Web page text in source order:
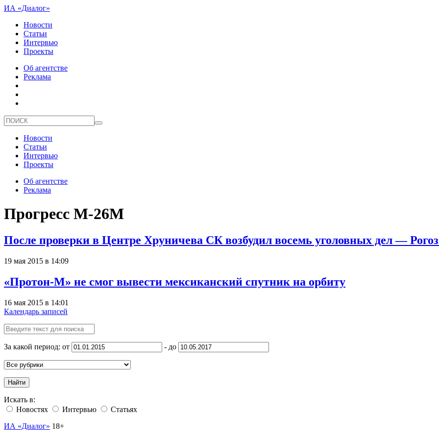
ИА «Диалог»
Новости
Статьи
Интервью
Проекты
Об агентстве
Реклама
Новости
Статьи
Интервью
Проекты
Об агентстве
Реклама
Прогресс М-26М
После проверки в Центре Хруничева СК возбудил восемь уголовных дел —
19 мая 2015 в 14:09
«Протон-М» не смог вывести мексиканский спутник на орбиту
16 мая 2015 в 14:01
Календарь записей
За какой период: от - до
Найти
Искать в:
Новостях
Интервью
Статьях
ИА «Диалог» 18+